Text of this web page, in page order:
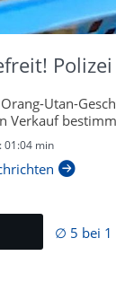
Utan-
Verkauf
01:04 min
∅ 5 bei 1